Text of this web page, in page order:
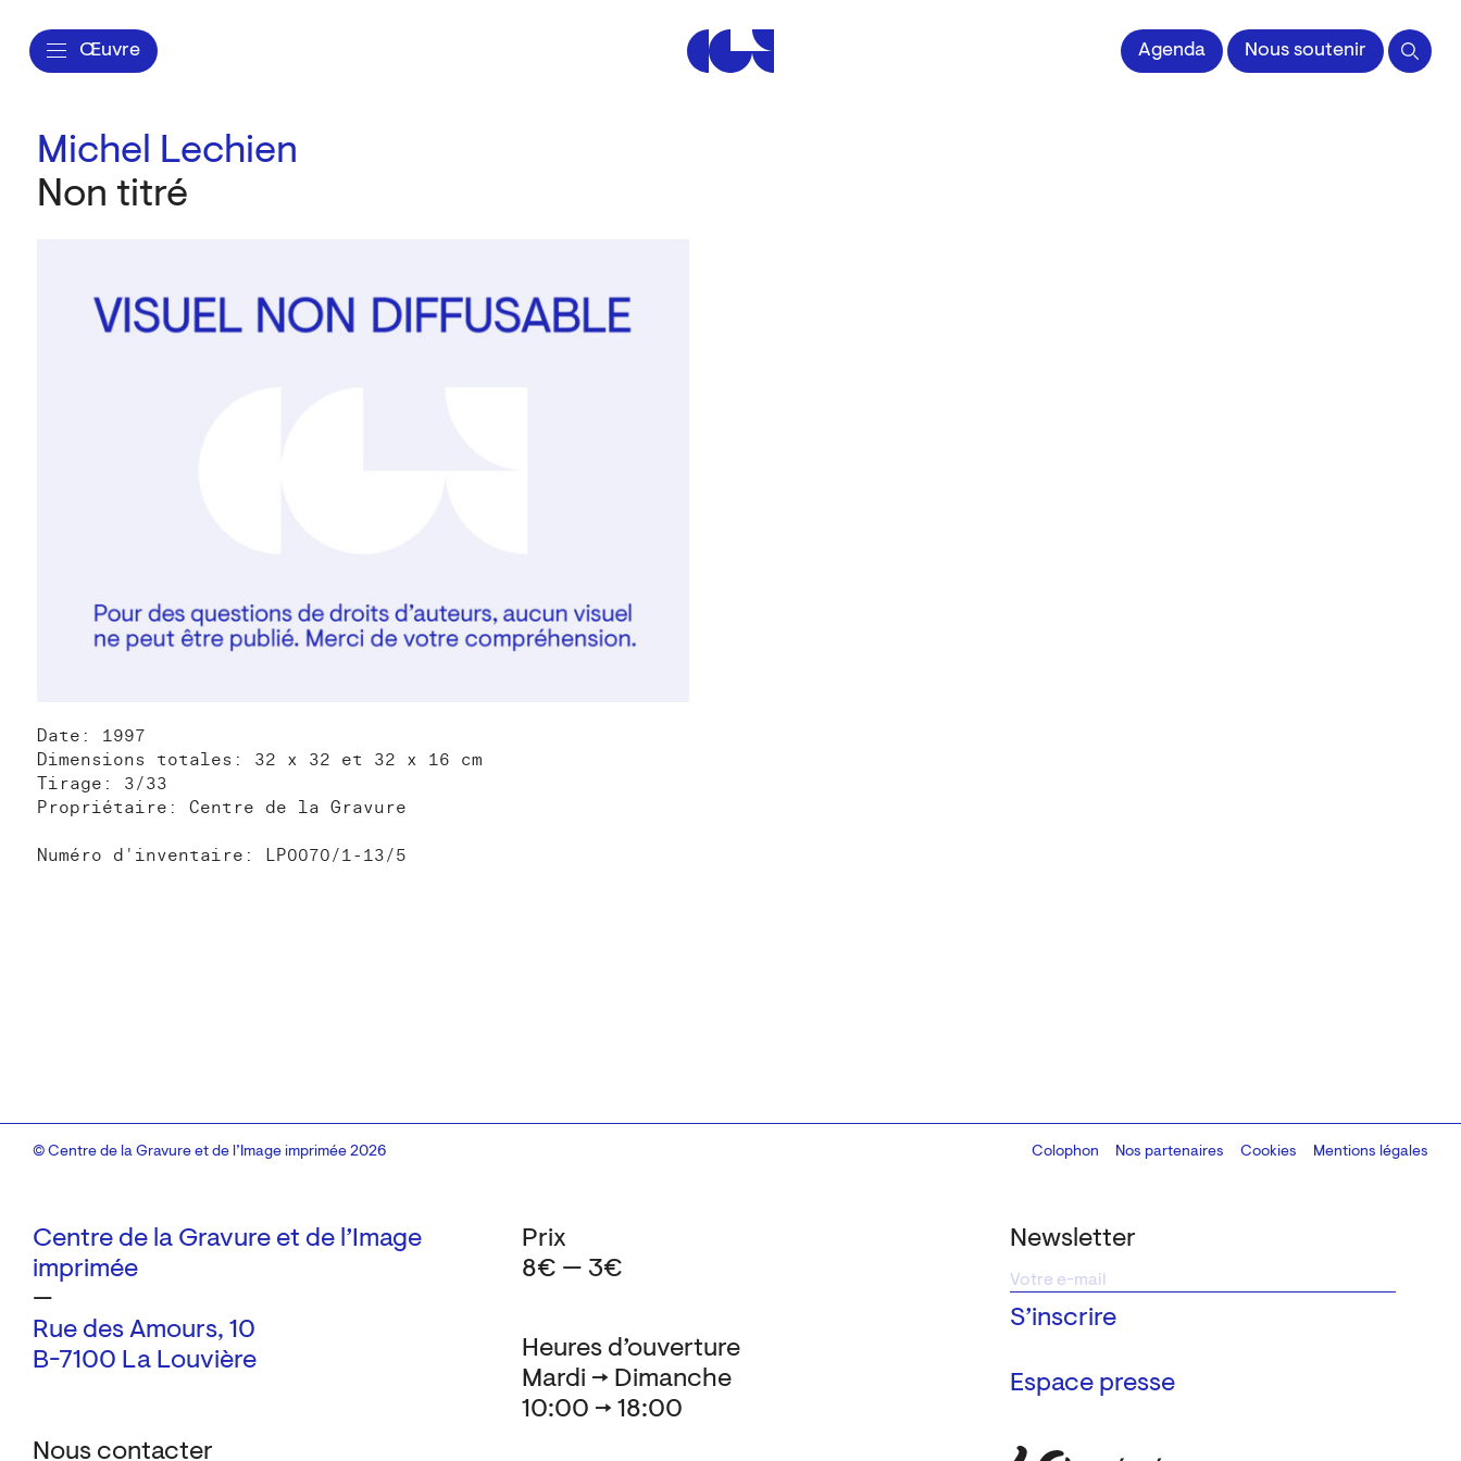
Œuvre Centre de la Gravure et de l'Image impriméeAgenda Nous soutenir
Michel Lechien
Non titré
Date: 1997
Dimensions totales: 32 x 32 et 32 x 16 cm
Tirage: 3/33
Propriétaire: Centre de la Gravure
Numéro d'inventaire: LP0070/1-13/5
Centre de la Gravure et de l’Image
imprimée
—
Rue des Amours, 10
B-7100 La Louvière
Nous contacter
Newsletter
Espace presse
Heures d’ouverture
Mardi → Dimanche
10:00 → 18:00
Prix
8€ — 3€
© Centre de la Gravure et de l’Image imprimée 2026 Colophon
Design:Marcel Kaczmarek, code:8080.studio
Nos partenaires Cookies Mentions légales